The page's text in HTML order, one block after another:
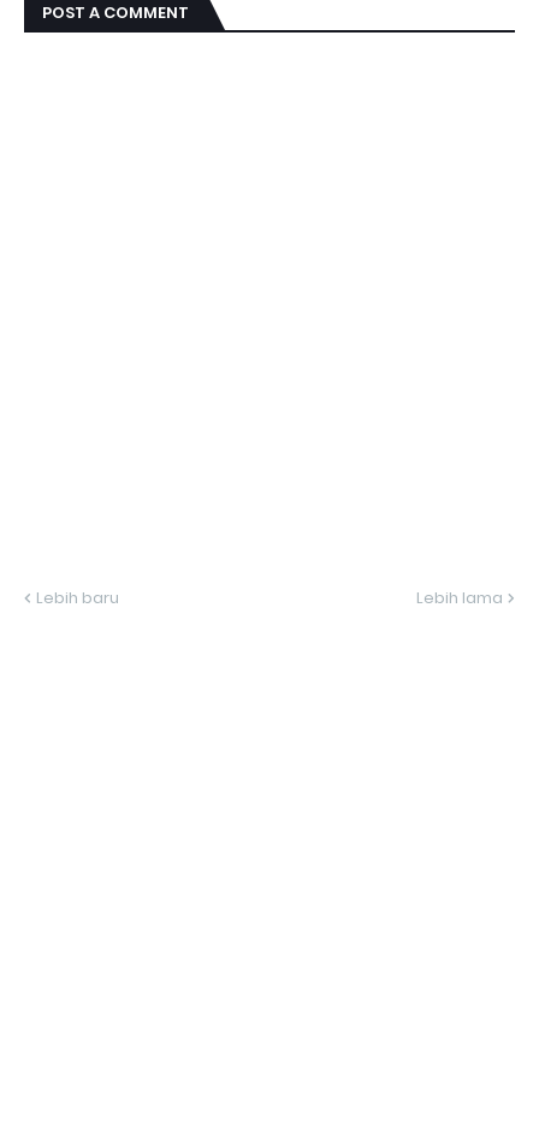
POST A COMMENT
Lebih baru Lebih lama